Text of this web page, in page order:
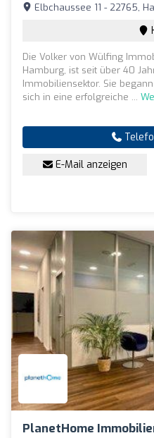
Elbchaussee 11 - 22765,
Die Volker von Wülfing
Hamburg, ist seit über 40
Immobiliensektor. Sie
sich in eine erfolgreiche ...
E-Mail anzeigen
PlanetHome